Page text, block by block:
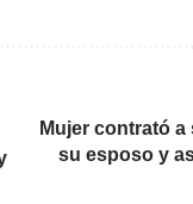
Mujer contrató
su esposo y